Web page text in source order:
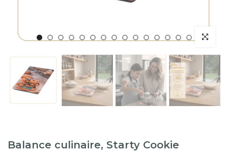
Balance culinaire, Starty Cookie